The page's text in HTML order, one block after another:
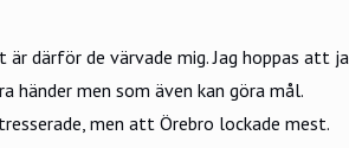
därför de värvade mig. Jag hoppas att
händer men som även kan göra mål.
men att Örebro lockade mest.